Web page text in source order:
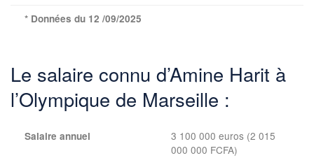
* Données du 12 /09/2025
Le salaire connu d’Amine Harit à
l’Olympique de Marseille :
Salaire annuel
3 100 000 euros (2 015
000 000 FCFA)